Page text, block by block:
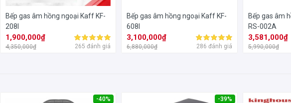
Bếp gas âm hồng ngoại Kaff KF-
208I
1,900,000₫
4,350,000₫ 265 đánh giá
Bếp gas âm hồng ngoại Kaff KF-
608I
3,100,000₫
6,880,000₫ 286 đánh giá
Bếp gas âm
RS-002A
3,581,000₫
5,990,000₫
-40% -39%